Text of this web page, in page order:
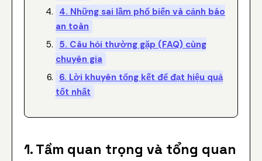
4. Những sai lầm phổ biến và cảnh báo
an toàn
5. Câu hỏi thường gặp (FAQ) cùng
chuyên gia
6. Lời khuyên tổng kết để đạt hiệu quả
tốt nhất
1. Tầm quan trọng và tổng quan